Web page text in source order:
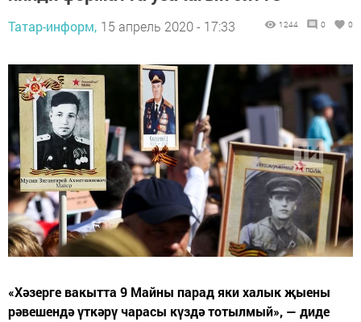
Татар-информ, 15 апрель 2020 - 17:33 1244 0 0
«Хәзерге вакытта 9 Майны парад яки халык җыены
рәвешендә үткәрү чарасы күздә тотылмый», — диде